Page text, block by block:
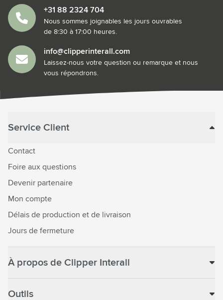
+31 88 2324 704
Nous sommes joignables les jours ouvrables
de 8:30 à 17:00 heures.
info@clipperinterall.com
Laissez-nous votre question ou remarque et nous
vous répondrons.
Service Client
Contact
Foire aux questions
Devenir partenaire
Mon compte
Délais de production et de livraison
Jours de fermeture
À propos de Clipper Interall
Outils